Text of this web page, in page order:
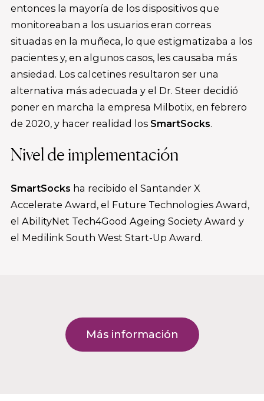
entonces la mayoría de los dispositivos que
monitoreaban a los usuarios eran correas
situadas en la muñeca, lo que estigmatizaba a los
pacientes y, en algunos casos, les causaba más
ansiedad. Los calcetines resultaron ser una
alternativa más adecuada y el Dr. Steer decidió
poner en marcha la empresa Milbotix, en febrero
de 2020, y hacer realidad los SmartSocks.
Nivel de implementación
SmartSocks ha recibido el Santander X
Accelerate Award, el Future Technologies Award,
el AbilityNet Tech4Good Ageing Society Award y
el Medilink South West Start-Up Award.
Más información